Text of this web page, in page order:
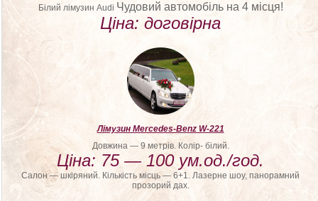
Білий лімузин Audi Чудовий автомобіль на 4 місця!
Ціна: договірна
Лімузин Mercedes-Benz W-221
Довжина — 9 метрів. Колір- білий.
Ціна: 75 — 100 ум.од./год.
Салон — шкіряний. Кількість місць — 6+1. Лазерне шоу, панорамний
прозорий дах.